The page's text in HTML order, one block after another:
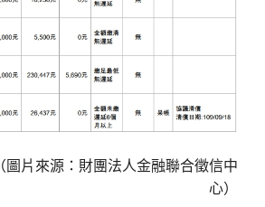
圖片來源：財團法人金融聯合徵信中
心）